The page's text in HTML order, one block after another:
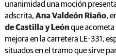
unanimidad una moción
adscrita, Ana Valdeón Riaño,
de Castilla y Leónque
mejora en la carretera LE-331,
situados en el tramo que sirve